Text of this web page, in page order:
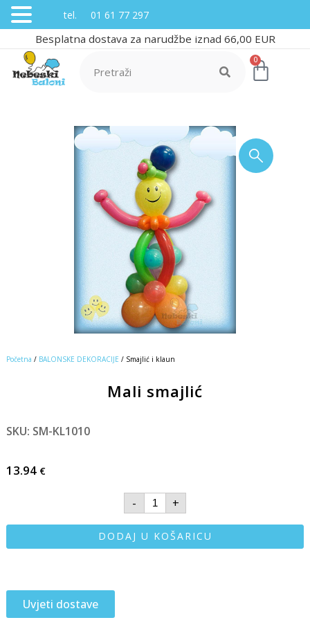
Besplatna dostava za narudžbe iznad 66,00 EUR
0
Početna / BALONSKE DEKORACIJE / Smajlić i klaun
Mali smajlić
SKU: SM-KL1010
13.94 €
- +
DODAJ U KOŠARICU
Uvjeti dostave
tel. 01 61 77 297